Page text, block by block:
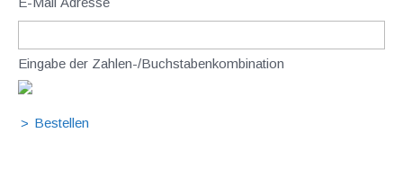
Eingabe der Zahlen-/Buchstabenkombination